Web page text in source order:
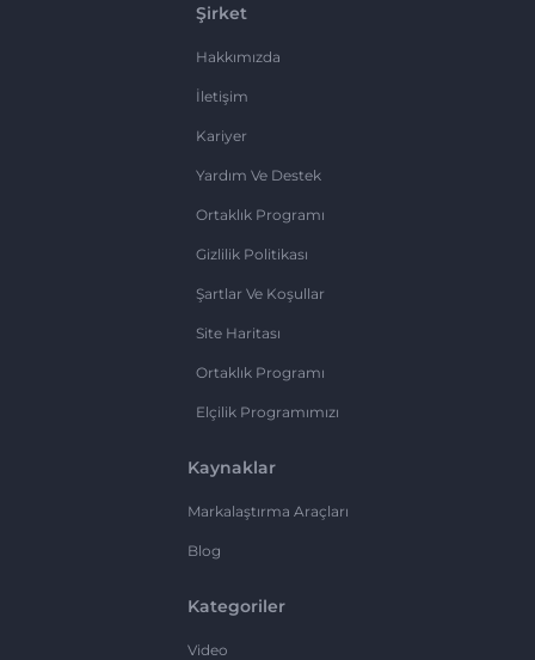
Şirket
Hakkımızda
İletişim
Kariyer
Yardım Ve Destek
Ortaklık Programı
Gizlilik Politikası
Şartlar Ve Koşullar
Site Haritası
Ortaklık Programı
Elçilik Programımızı
Kaynaklar
Markalaştırma Araçları
Blog
Kategoriler
Video